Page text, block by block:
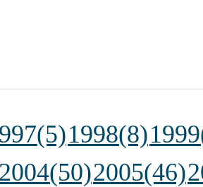
1998(8)
2004(50)2005(46)